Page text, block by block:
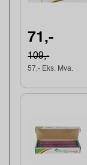
71,-
109,-
57,- Eks. Mva.